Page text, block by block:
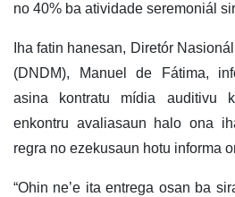
no 40% ba atividade seremoniál
Iha fatin hanesan, Diretór
(DNDM), Manuel de Fátima,
asina kontratu mídia auditivu
enkontru avaliasaun halo ona
regra no ezekusaun hotu informa
“Ohin ne’e ita entrega osan ba